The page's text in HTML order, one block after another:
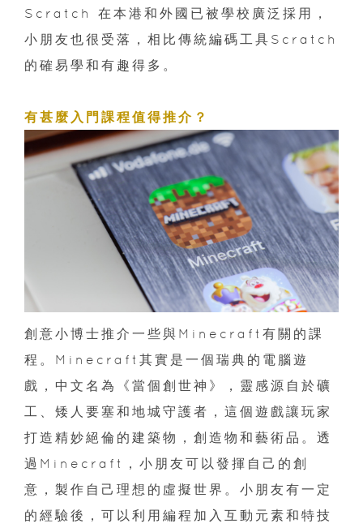
Scratch 在本港和外國已被學校廣泛採用，
小朋友也很受落，相比傳統編碼工具Scratch
的確易學和有趣得多。
有甚麼入門課程值得推介 ？
創意小博士推介一些與Minecraft有關的課
程。Minecraft其實是一個瑞典的電腦遊
戲，中文名為《當個創世神》，靈感源自於礦
工、矮人要塞和地城守護者，這個遊戲讓玩家
打造精妙絕倫的建築物，創造物和藝術品。透
過Minecraft，小朋友可以發揮自己的創
意，製作自己理想的虛擬世界。小朋友有一定
的經驗後，可以利用編程加入互動元素和特技